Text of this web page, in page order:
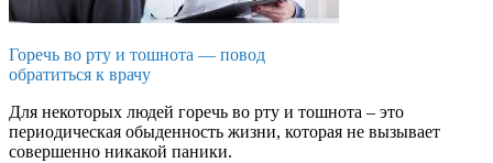
Горечь во рту и тошнота — повод
обратиться к врачу
Для некоторых людей горечь во рту и тошнота – это
периодическая обыденность жизни, которая не вызывает
совершенно никакой паники.